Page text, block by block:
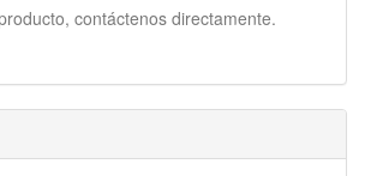
contáctenos directamente.